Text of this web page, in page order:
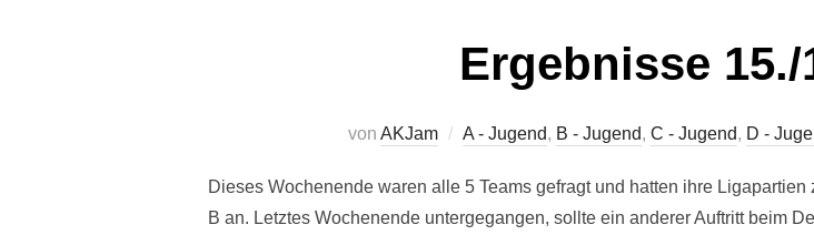
Ergebnisse 15./
von AKJam A - Jugend, B - Jugend, C - Jugend, D -
Dieses Wochenende waren alle 5 Teams gefragt und hatten ihre
B an. Letztes Wochenende untergegangen, sollte ein anderer Auftritt beim